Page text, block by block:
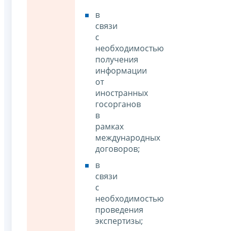
в
связи
с
необходимостью
получения
информации
от
иностранных
госорганов
в
рамках
международных
договоров;
в
связи
с
необходимостью
проведения
экспертизы;